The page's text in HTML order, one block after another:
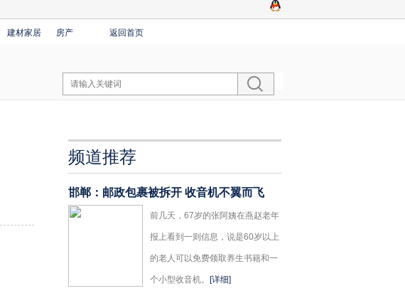
建材家居 房产 返回首页
频道推荐
邯郸：邮政包裹被拆开 收音机不翼而飞
前几天，67岁的张阿姨在燕赵老年
报上看到一则信息，说是60岁以上
的老人可以免费领取养生书籍和一
个小型收音机。 [详细]